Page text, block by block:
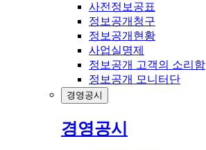
사전정보공표
정보공개청구
정보공개현황
사업실명제
정보공개 고객의 소리함
정보공개 모니터단
경영공시
경영공시